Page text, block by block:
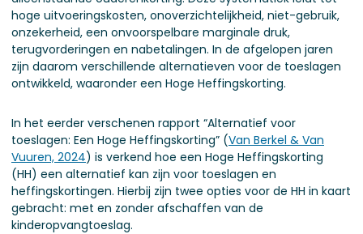
hoge uitvoeringskosten, onoverzichtelijkheid, niet-gebruik,
onzekerheid, een onvoorspelbare marginale druk,
terugvorderingen en nabetalingen. In de afgelopen jaren
zijn daarom verschillende alternatieven voor de toeslagen
ontwikkeld, waaronder een Hoge Heffingskorting.
In het eerder verschenen rapport “Alternatief voor
toeslagen: Een Hoge Heffingskorting” (Van Berkel & Van
Vuuren, 2024) is verkend hoe een Hoge Heffingskorting
(HH) een alternatief kan zijn voor toeslagen en
heffingskortingen. Hierbij zijn twee opties voor de HH in kaart
gebracht: met en zonder afschaffen van de
kinderopvangtoeslag.